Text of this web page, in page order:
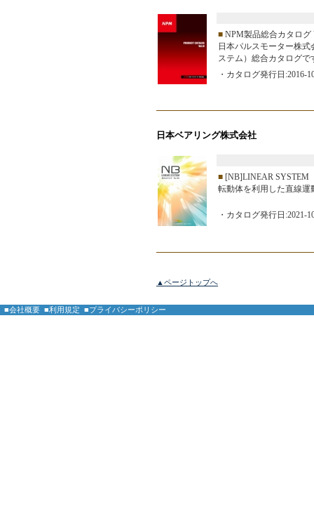
■ NPM製品総合カタログ
日本パルスモーター株
ステム）総合カタログで
・カタログ発行日:2016-
日本ベアリング株式会社
■ [NB]LINEAR SYSTEM
転動体を利用した直線
・カタログ発行日:2021-
▲ページトップへ
■会社概要 ■利用規定 ■プライバシーポリシー